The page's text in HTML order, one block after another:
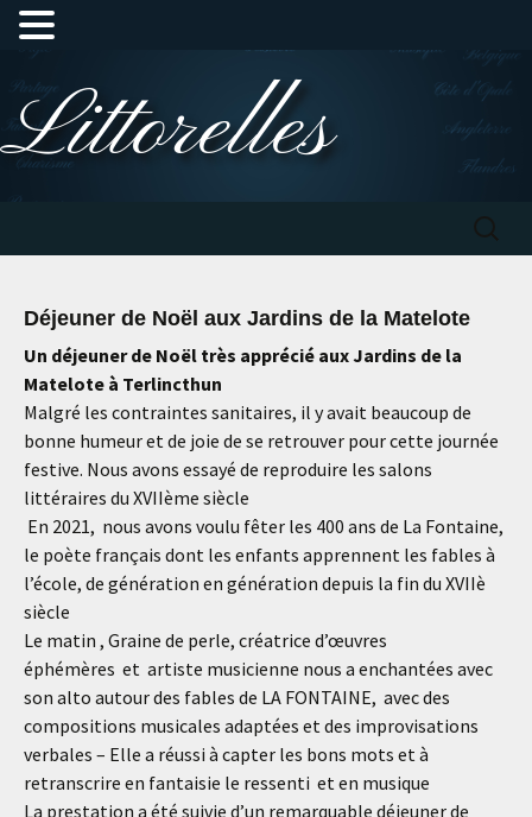
au
contenu
Littorelles
Déjeuner de Noël aux Jardins de la Matelote
Un déjeuner de Noël très apprécié aux Jardins de la
Matelote à Terlincthun
Malgré les contraintes sanitaires, il y avait beaucoup de
bonne humeur et de joie de se retrouver pour cette journée
festive. Nous avons essayé de reproduire les salons
littéraires du XVIIème siècle
En 2021, nous avons voulu fêter les 400 ans de La Fontaine,
le poète français dont les enfants apprennent les fables à
l’école, de génération en génération depuis la fin du XVIIè
siècle
Le matin , Graine de perle, créatrice d’œuvres
éphémères et artiste musicienne nous a enchantées avec
son alto autour des fables de LA FONTAINE, avec des
compositions musicales adaptées et des improvisations
verbales – Elle a réussi à capter les bons mots et à
retranscrire en fantaisie le ressenti et en musique
La prestation a été suivie d’un remarquable déjeuner de